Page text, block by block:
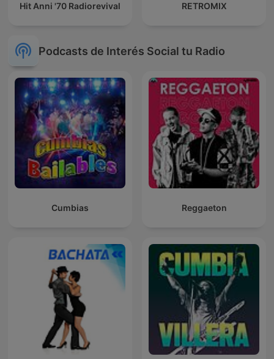
Hit Anni '70 Radiorevival RETROMIX
Podcasts de Interés Social tu Radio
Cumbias Reggaeton